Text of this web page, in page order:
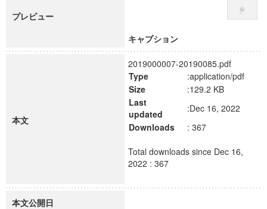
プレビュー
キャプション
本文
2019000007-20190085.pdf
Type
:application/pdf
Size
:129.2 KB
Last
updated
:Dec 16, 2022
Downloads
: 367
Total downloads since Dec 16,
2022 : 367
本文公開日